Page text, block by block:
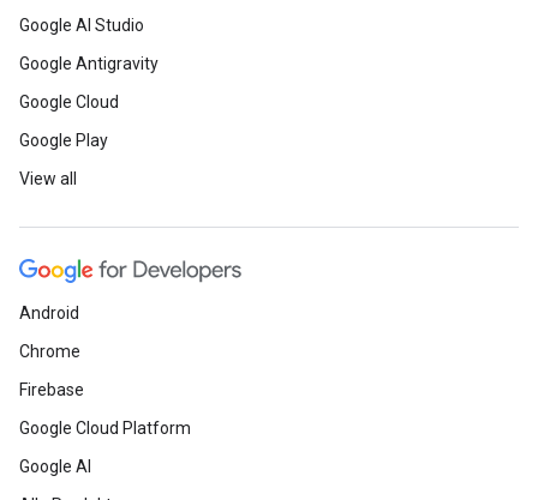
Google AI Studio
Google Antigravity
Google Cloud
Google Play
View all
Android
Chrome
Firebase
Google Cloud Platform
Google AI